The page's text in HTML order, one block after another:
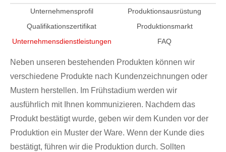
Unternehmensprofil
Produktionsausrüstung
Qualifikationszertifikat
Produktionsmarkt
Unternehmensdienstleistungen
FAQ
Neben unseren bestehenden Produkten können wir
verschiedene Produkte nach Kundenzeichnungen oder
Mustern herstellen. Im Frühstadium werden wir
ausführlich mit Ihnen kommunizieren. Nachdem das
Produkt bestätigt wurde, geben wir dem Kunden vor der
Produktion ein Muster der Ware. Wenn der Kunde dies
bestätigt, führen wir die Produktion durch. Sollten